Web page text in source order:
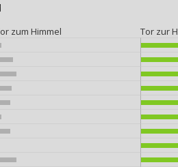
zum Himmel Tor zur